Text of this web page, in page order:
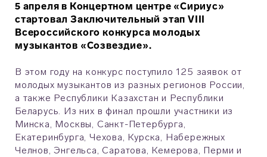
5 апреля в Концертном центре «Сириус»
стартовал Заключительный этап VIII
Всероссийского конкурса молодых
музыкантов «Созвездие».
В этом году на конкурс поступило 125 заявок от
молодых музыкантов из разных регионов России,
а также Республики Казахстан и Республики
Беларусь. Из них в финал прошли участники из
Минска, Москвы, Санкт-Петербурга,
Екатеринбурга, Чехова, Курска, Набережных
Челнов, Энгельса, Саратова, Кемерова, Перми и